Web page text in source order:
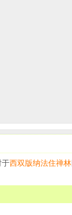
于西双版纳法住禅林